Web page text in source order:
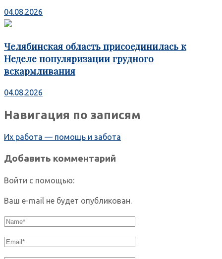
04.08.2026
Челябинская область присоединилась к
Неделе популяризации грудного
вскармливания
04.08.2026
Навигация по записям
Их работа — помощь и забота
Добавить комментарий
Войти с помощью:
Ваш e-mail не будет опубликован.